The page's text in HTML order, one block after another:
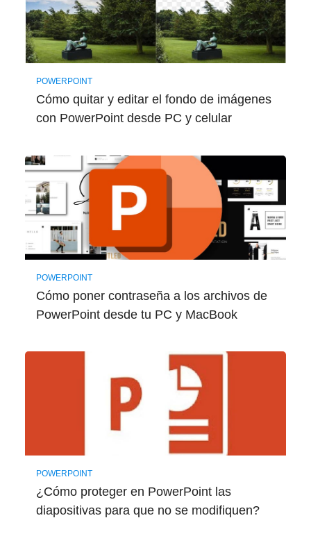
POWERPOINT
Cómo quitar y editar el fondo de imágenes
con PowerPoint desde PC y celular
POWERPOINT
Cómo poner contraseña a los archivos de
PowerPoint desde tu PC y MacBook
POWERPOINT
¿Cómo proteger en PowerPoint las
diapositivas para que no se modifiquen?